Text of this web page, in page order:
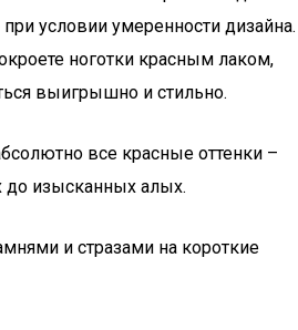
условии умеренности дизайна.
ноготки красным лаком,
выигрышно и стильно.
все красные оттенки –
до изысканных алых.
и стразами на короткие